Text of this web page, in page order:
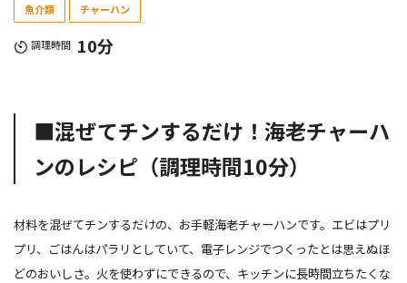
魚介類 チャーハン
調理時間 10分
■混ぜてチンするだけ！海老チャーハ
ンのレシピ（調理時間10分）
材料を混ぜてチンするだけの、お手軽海老チャーハンです。エビはプリ
プリ、ごはんはパラリとしていて、電子レンジでつくったとは思えぬほ
どのおいしさ。火を使わずにできるので、キッチンに長時間立ちたくな